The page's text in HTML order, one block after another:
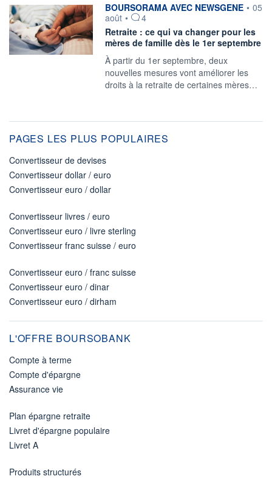
information fournie par
BOURSORAMA AVEC NEWSGENE • 05
août •
4
Retraite : ce qui va changer pour les
mères de famille dès le 1er septembre
À partir du 1er septembre, deux
nouvelles mesures vont améliorer les
droits à la retraite de certaines mères…
PAGES LES PLUS POPULAIRES
Convertisseur de devises
Convertisseur dollar / euro
Convertisseur euro / dollar
Convertisseur livres / euro
Convertisseur euro / livre sterling
Convertisseur franc suisse / euro
Convertisseur euro / franc suisse
Convertisseur euro / dinar
Convertisseur euro / dirham
L'OFFRE BOURSOBANK
Compte à terme
Compte d'épargne
Assurance vie
Plan épargne retraite
Livret d'épargne populaire
Livret A
Produits structurés